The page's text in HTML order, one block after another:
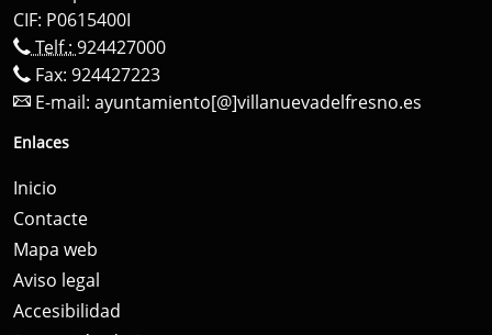
CIF: P0615400I
Telf.: 924427000
Fax: 924427223
E-mail: ayuntamiento[@]villanuevadelfresno.es
Enlaces
Inicio
Contacte
Mapa web
Aviso legal
Accesibilidad